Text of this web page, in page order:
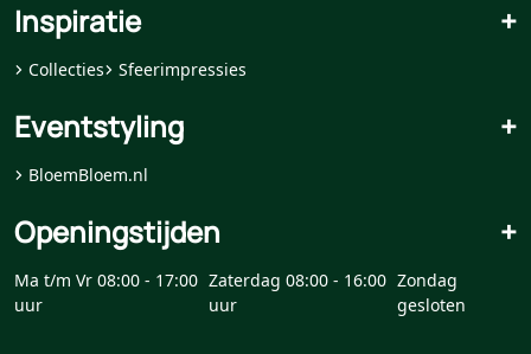
Inspiratie +
Collecties Sfeerimpressies
Eventstyling +
BloemBloem.nl
Openingstijden +
Ma t/m Vr 08:00 - 17:00
uur
Zaterdag 08:00 - 16:00
uur
Zondag
gesloten